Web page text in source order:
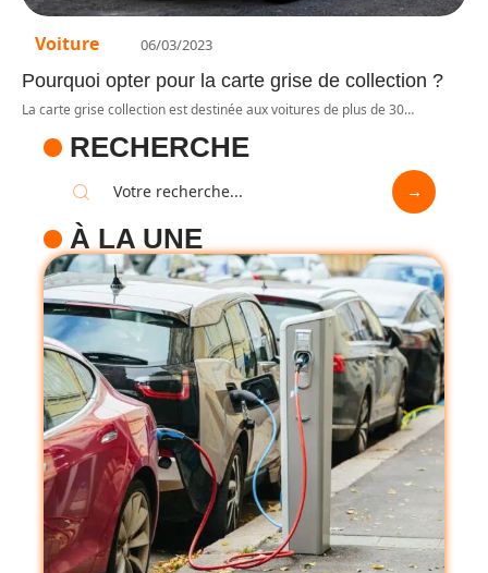
Voiture 06/03/2023
Pourquoi opter pour la carte grise de collection ?
La carte grise collection est destinée aux voitures de plus de 30…
RECHERCHE
À LA UNE